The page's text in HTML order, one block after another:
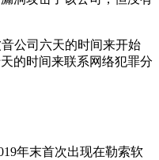
公司六天的时间来开始
的时间来联系网络犯罪分
年末首次出现在勒索软